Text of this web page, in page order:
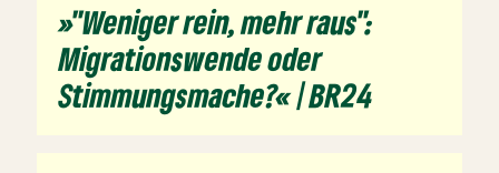
»"Weniger rein, mehr raus":
Migrationswende oder
Stimmungsmache?« | BR24